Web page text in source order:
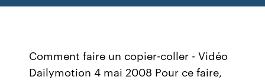
Comment faire un copier-coller - Vidéo
Dailymotion 4 mai 2008 Pour ce faire,